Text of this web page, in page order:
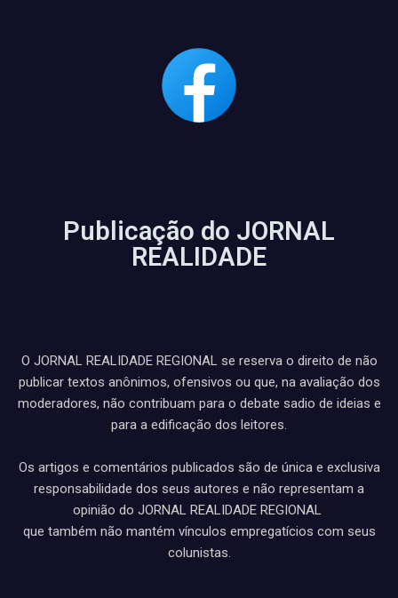
Publicação do JORNAL
REALIDADE
O JORNAL REALIDADE REGIONAL se reserva o direito de não
publicar textos anônimos, ofensivos ou que, na avaliação dos
moderadores, não contribuam para o debate sadio de ideias e
para a edificação dos leitores.
Os artigos e comentários publicados são de única e exclusiva
responsabilidade dos seus autores e não representam a
opinião do JORNAL REALIDADE REGIONAL
que também não mantém vínculos empregatícios com seus
colunistas.